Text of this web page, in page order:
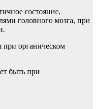
состояние,
головного мозга, при
органическом
быть при